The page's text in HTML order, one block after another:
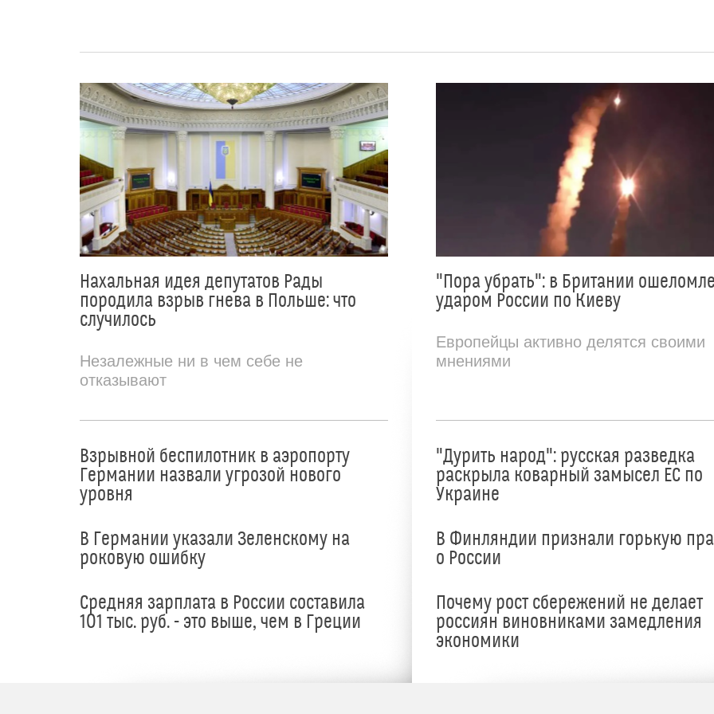
Нахальная идея депутатов Рады
породила взрыв гнева в Польше: что
случилось
Незалежные ни в чем себе не
отказывают
Взрывной беспилотник в аэропорту
Германии назвали угрозой нового
уровня
В Германии указали Зеленскому на
роковую ошибку
Средняя зарплата в России составила
101 тыс. руб. - это выше, чем в Греции
"Пора убрать": в Британии
ударом России по Киеву
Европейцы активно делятся своими
мнениями
"Дурить народ": русская разведка
раскрыла коварный замысел ЕС по
Украине
В Финляндии признали горькую
о России
Почему рост сбережений не делает
россиян виновниками замедления
экономики